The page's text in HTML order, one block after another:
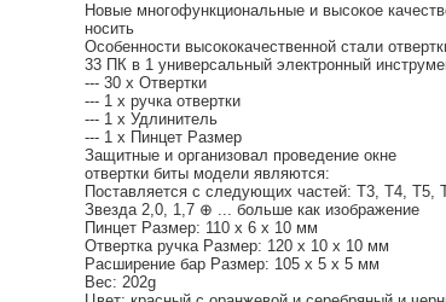
Новые многофункциональные и высокое
носить
Особенности высококачественной стали
33 ПК в 1 универсальный электронный
--- 30 х Отвертки
--- 1 х ручка отвертки
--- 1 х Удлинитель
--- 1 х Пинцет Размер
Защитные и организовал проведение окне
отвертки биты модели являются:
Поставляется с следующих частей: T3, T4, T5,
Звезда 2,0, 1,7 ⊕ ... больше как изображение
Пинцет Размер: 110 х 6 х 10 мм
Отвертка ручка Размер: 120 х 10 х 10 мм
Расширение бар Размер: 105 х 5 х 5 мм
Вес: 202g